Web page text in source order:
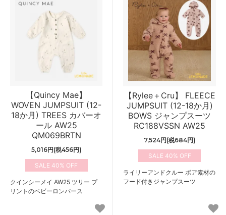
【Quincy Mae】
WOVEN JUMPSUIT (12-
18か月) TREES カバーオ
ール AW25
QM069BRTN
5,016円(税456円)
40%
クインシーメイ AW25 ツリー プ
リントのベビーロンパース
【Rylee＋Cru】 FLEECE
JUMPSUIT (12-18か月)
BOWS ジャンプスーツ
RC188VSSN AW25
7,524円(税684円)
40%
ライリーアンドクルー ボア素材の
フード付きジャンプスーツ